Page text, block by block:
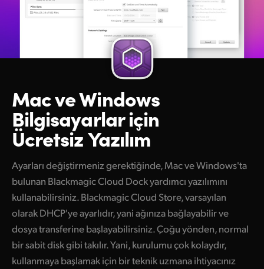
Mac ve Windows
Bilgisayarlar için
Ücretsiz Yazılım
Ayarları değiştirmeniz gerektiğinde, Mac ve Windows'ta
bulunan Blackmagic Cloud Dock yardımcı yazılımını
kullanabilirsiniz. Blackmagic Cloud Store, varsayılan
olarak DHCP'ye ayarlıdır, yani ağınıza bağlayabilir ve
dosya transferine başlayabilirsiniz. Çoğu yönden, normal
bir sabit disk gibi takılır. Yani, kurulumu çok kolaydır,
kullanmaya başlamak için bir teknik uzmana ihtiyacınız